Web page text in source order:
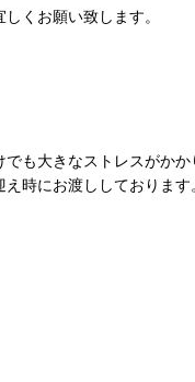
くお願い致します。
も大きなストレスがかか
時にお渡ししております